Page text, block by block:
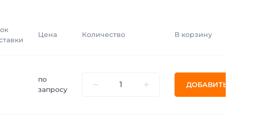
Цена Количество В корзину
по
запросу
ДОБАВИТЬ